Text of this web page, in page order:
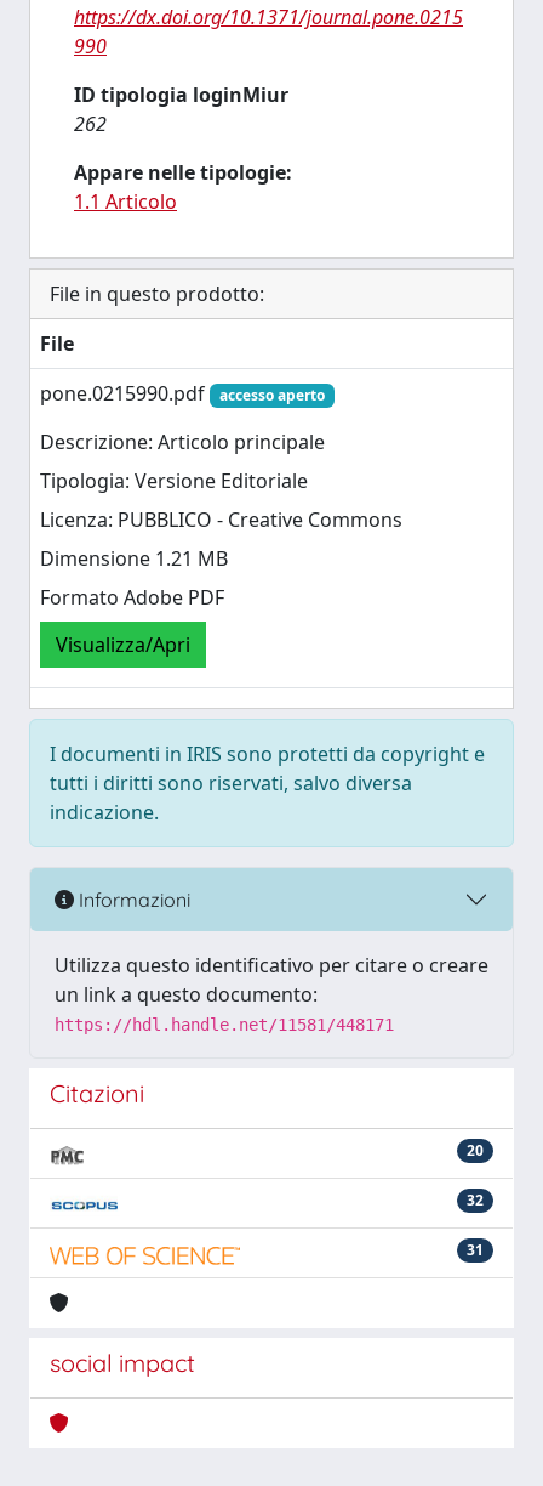
https://dx.doi.org/10.1371/journal.pone.0215
990
ID tipologia loginMiur
262
Appare nelle tipologie:
1.1 Articolo
File in questo prodotto:
File
pone.0215990.pdf
accesso aperto
Descrizione: Articolo principale
Tipologia: Versione Editoriale
Licenza: PUBBLICO - Creative Commons
Dimensione 1.21 MB
Formato Adobe PDF
Visualizza/Apri
I documenti in IRIS sono protetti da copyright e
tutti i diritti sono riservati, salvo diversa
indicazione.
Informazioni
Utilizza questo identificativo per citare o creare
un link a questo documento:
https://hdl.handle.net/11581/448171
Citazioni
20
32
31
social impact